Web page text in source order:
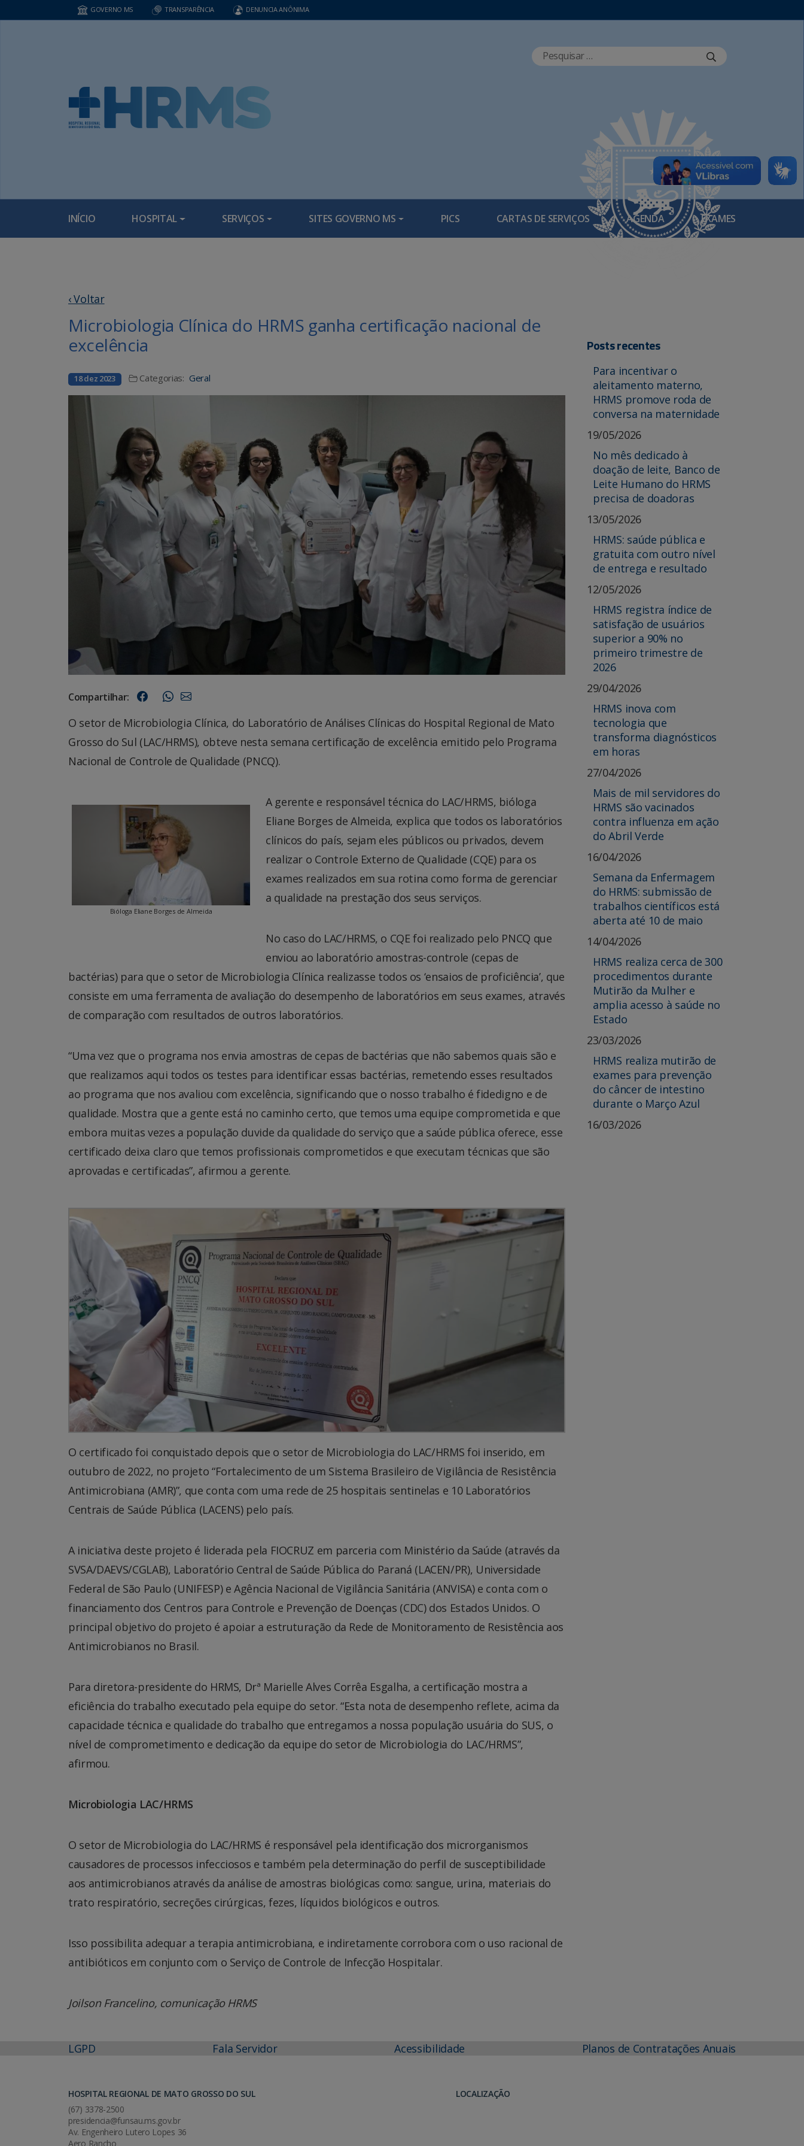
GOVERNO MS TRANSPARÊNCIA DENUNCIA ANÔNIMA
INÍCIO HOSPITAL SERVIÇOS SITES GOVERNO MS PICS CARTAS DE SERVIÇOS AGENDA EXAMES
‹ Voltar
Microbiologia Clínica do HRMS ganha certificação nacional de
excelência
18 dez 2023 Categorias: Geral
Compartilhar:
O setor de Microbiologia Clínica, do Laboratório de Análises Clínicas do Hospital Regional de Mato
Grosso do Sul (LAC/HRMS), obteve nesta semana certificação de excelência emitido pelo Programa
Nacional de Controle de Qualidade (PNCQ).
Bióloga Eliane Borges de Almeida
A gerente e responsável técnica do LAC/HRMS, bióloga
Eliane Borges de Almeida, explica que todos os laboratórios
clínicos do país, sejam eles públicos ou privados, devem
realizar o Controle Externo de Qualidade (CQE) para os
exames realizados em sua rotina como forma de gerenciar
a qualidade na prestação dos seus serviços.
No caso do LAC/HRMS, o CQE foi realizado pelo PNCQ que
enviou ao laboratório amostras-controle (cepas de
bactérias) para que o setor de Microbiologia Clínica realizasse todos os ‘ensaios de proficiência’, que
consiste em uma ferramenta de avaliação do desempenho de laboratórios em seus exames, através
de comparação com resultados de outros laboratórios.
“Uma vez que o programa nos envia amostras de cepas de bactérias que não sabemos quais são e
que realizamos aqui todos os testes para identificar essas bactérias, remetendo esses resultados
ao programa que nos avaliou com excelência, significando que o nosso trabalho é fidedigno e de
qualidade. Mostra que a gente está no caminho certo, que temos uma equipe comprometida e que
embora muitas vezes a população duvide da qualidade do serviço que a saúde pública oferece, esse
certificado deixa claro que temos profissionais comprometidos e que executam técnicas que são
aprovadas e certificadas”, afirmou a gerente.
O certificado foi conquistado depois que o setor de Microbiologia do LAC/HRMS foi inserido, em
outubro de 2022, no projeto “Fortalecimento de um Sistema Brasileiro de Vigilância de Resistência
Antimicrobiana (AMR)”, que conta com uma rede de 25 hospitais sentinelas e 10 Laboratórios
Centrais de Saúde Pública (LACENS) pelo país.
A iniciativa deste projeto é liderada pela FIOCRUZ em parceria com Ministério da Saúde (através da
SVSA/DAEVS/CGLAB), Laboratório Central de Saúde Pública do Paraná (LACEN/PR), Universidade
Federal de São Paulo (UNIFESP) e Agência Nacional de Vigilância Sanitária (ANVISA) e conta com o
financiamento dos Centros para Controle e Prevenção de Doenças (CDC) dos Estados Unidos. O
principal objetivo do projeto é apoiar a estruturação da Rede de Monitoramento de Resistência aos
Antimicrobianos no Brasil.
Para diretora-presidente do HRMS, Drª Marielle Alves Corrêa Esgalha, a certificação mostra a
eficiência do trabalho executado pela equipe do setor. “Esta nota de desempenho reflete, acima da
capacidade técnica e qualidade do trabalho que entregamos a nossa população usuária do SUS, o
nível de comprometimento e dedicação da equipe do setor de Microbiologia do LAC/HRMS”,
afirmou.
Microbiologia LAC/HRMS
O setor de Microbiologia do LAC/HRMS é responsável pela identificação dos microrganismos
causadores de processos infecciosos e também pela determinação do perfil de susceptibilidade
aos antimicrobianos através da análise de amostras biológicas como: sangue, urina, materiais do
trato respiratório, secreções cirúrgicas, fezes, líquidos biológicos e outros.
Isso possibilita adequar a terapia antimicrobiana, e indiretamente corrobora com o uso racional de
antibióticos em conjunto com o Serviço de Controle de Infecção Hospitalar.
Joilson Francelino, comunicação HRMS
Posts recentes
Para incentivar o
aleitamento materno,
HRMS promove roda de
conversa na maternidade
19/05/2026
No mês dedicado à
doação de leite, Banco de
Leite Humano do HRMS
precisa de doadoras
13/05/2026
HRMS: saúde pública e
gratuita com outro nível
de entrega e resultado
12/05/2026
HRMS registra índice de
satisfação de usuários
superior a 90% no
primeiro trimestre de
2026
29/04/2026
HRMS inova com
tecnologia que
transforma diagnósticos
em horas
27/04/2026
Mais de mil servidores do
HRMS são vacinados
contra influenza em ação
do Abril Verde
16/04/2026
Semana da Enfermagem
do HRMS: submissão de
trabalhos científicos está
aberta até 10 de maio
14/04/2026
HRMS realiza cerca de 300
procedimentos durante
Mutirão da Mulher e
amplia acesso à saúde no
Estado
23/03/2026
HRMS realiza mutirão de
exames para prevenção
do câncer de intestino
durante o Março Azul
16/03/2026
LGPD Fala Servidor Acessibilidade Planos de Contratações Anuais
HOSPITAL REGIONAL DE MATO GROSSO DO SUL
(67) 3378-2500
presidencia@funsau.ms.gov.br
Av. Engenheiro Lutero Lopes 36
Aero Rancho
LOCALIZAÇÃO